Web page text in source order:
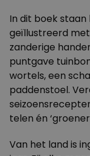
In dit boek
geïllustreerd
zanderige
puntgave
wortels, een
paddenstoel.
telen én
Van het land is